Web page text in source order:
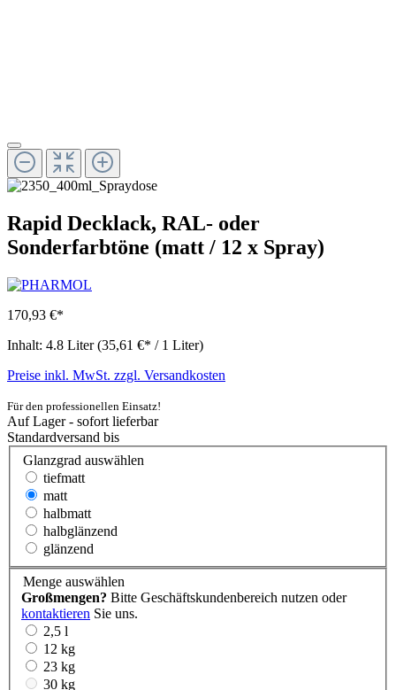
Rapid Decklack, RAL- oder
Sonderfarbtöne (matt / 12 x Spray)
170,93 €*
Inhalt: 4.8 Liter(35,61 €* / 1 Liter)
Preise inkl. MwSt. zzgl. Versandkosten
Für den professionellen Einsatz!
Auf Lager - sofort lieferbar
Standardversand bis
Glanzgrad auswählen
tiefmatt
matt
halbmatt
halbglänzend
glänzend
Menge auswählen
Großmengen? Bitte Geschäftskundenbereich nutzen oder
kontaktieren Sie uns.
2,5 l
12 kg
23 kg
30 kg